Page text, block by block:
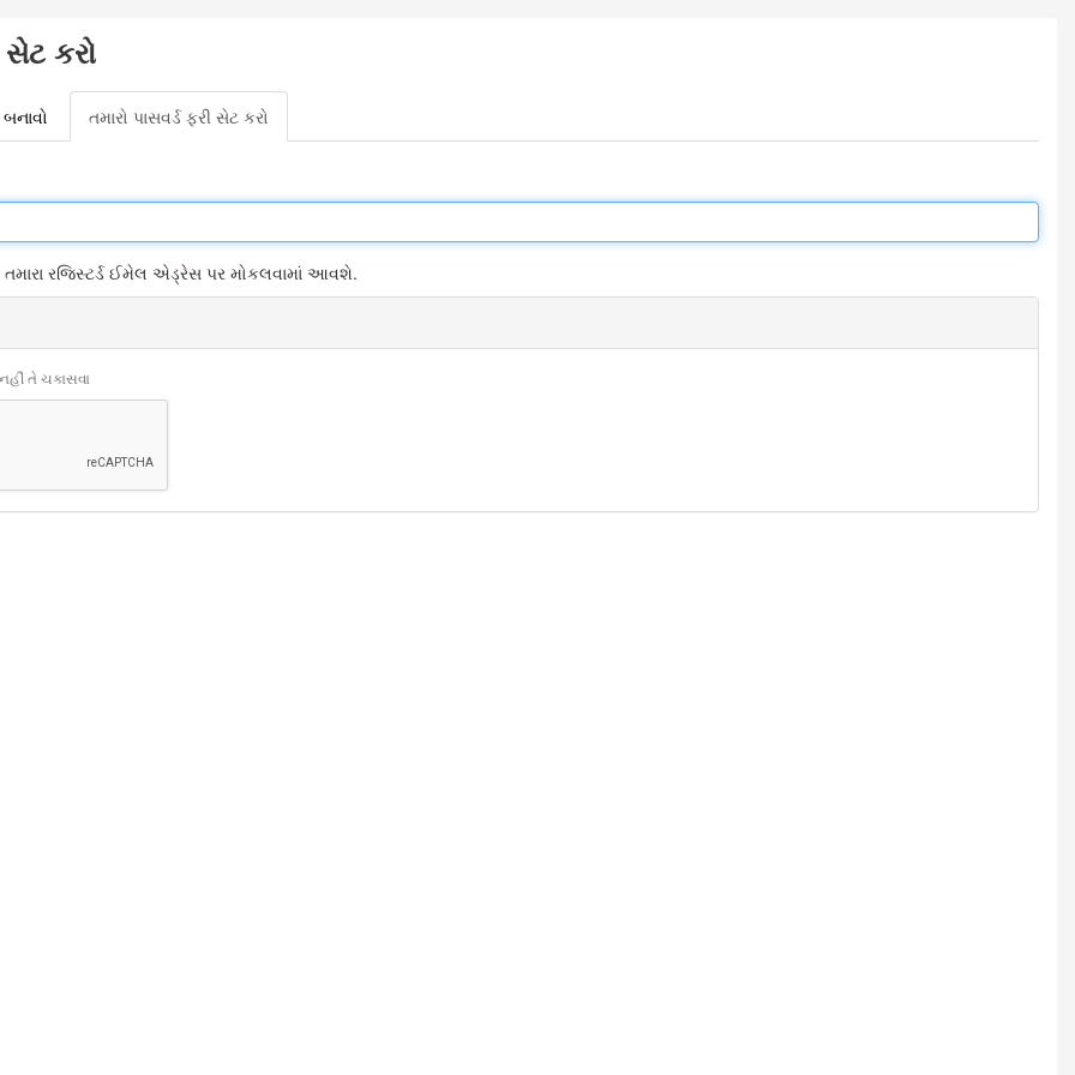
સેટ કરો
તમારો પાસવર્ડ ફરી સેટ કરો
tab)
તમારા રજિસ્ટર્ડ ઈમેલ એડ્રેસ પર મોકલવામાં આવશે.
તે ચકાસવા